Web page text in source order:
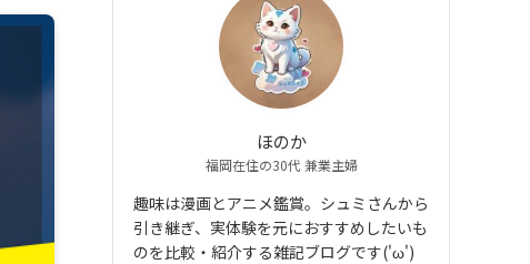
ほのか
福岡在住の30代 兼業主婦
趣味は漫画とアニメ鑑賞。シュミさんから
引き継ぎ、実体験を元におすすめしたいも
のを比較・紹介する雑記ブログです('ω')